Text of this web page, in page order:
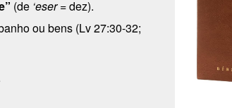
(de ‘eser= dez).
ou bens (Lv 27:30-32;